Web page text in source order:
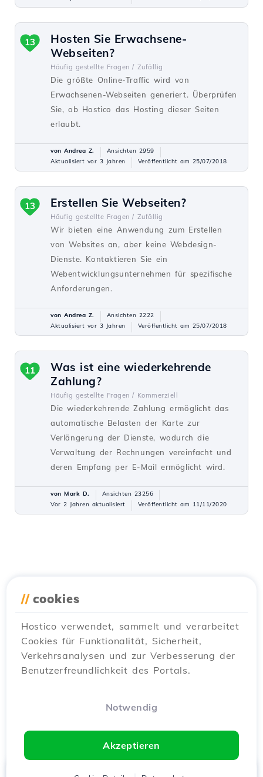
Hosten Sie Erwachsene-
Webseiten?
Häufig gestellte Fragen / Zufällig
Die größte Online-Traffic wird von
Erwachsenen-Webseiten generiert. Überprüfen
Sie, ob Hostico das Hosting dieser Seiten
erlaubt.
13
von Andrea Z.
Ansichten 2959
Aktualisiert vor 3 Jahren
Veröffentlicht am 25/07/2018
Erstellen Sie Webseiten?
Häufig gestellte Fragen / Zufällig
Wir bieten eine Anwendung zum Erstellen
von Websites an, aber keine Webdesign-
Dienste. Kontaktieren Sie ein
Webentwicklungsunternehmen für spezifische
Anforderungen.
13
von Andrea Z.
Ansichten 2222
Aktualisiert vor 3 Jahren
Veröffentlicht am 25/07/2018
Was ist eine wiederkehrende
Zahlung?
Häufig gestellte Fragen / Kommerziell
Die wiederkehrende Zahlung ermöglicht das
automatische Belasten der Karte zur
Verlängerung der Dienste, wodurch die
Verwaltung der Rechnungen vereinfacht und
deren Empfang per E-Mail ermöglicht wird.
11
von Mark D.
Ansichten 23256
Vor 2 Jahren aktualisiert
Veröffentlicht am 11/11/2020
// cookies
Hostico verwendet, sammelt und verarbeitet
Cookies für Funktionalität, Sicherheit,
Verkehrsanalysen und zur Verbesserung der
Benutzerfreundlichkeit des Portals.
Notwendig
Akzeptieren